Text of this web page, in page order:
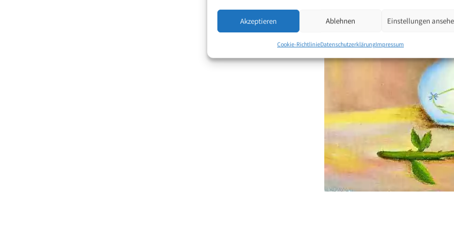
Akzeptieren Ablehnen Einstellungen
Cookie-RichtlinieDatenschutzerklärungImpressum